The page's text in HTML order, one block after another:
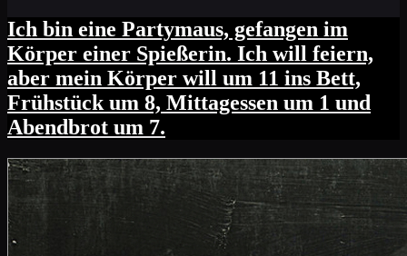
Ich bin eine Partymaus, gefangen im
Körper einer Spießerin. Ich will feiern,
aber mein Körper will um 11 ins Bett,
Frühstück um 8, Mittagessen um 1 und
Abendbrot um 7.